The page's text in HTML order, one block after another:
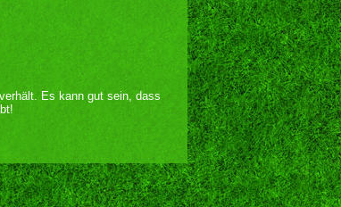
Es kann gut sein, dass